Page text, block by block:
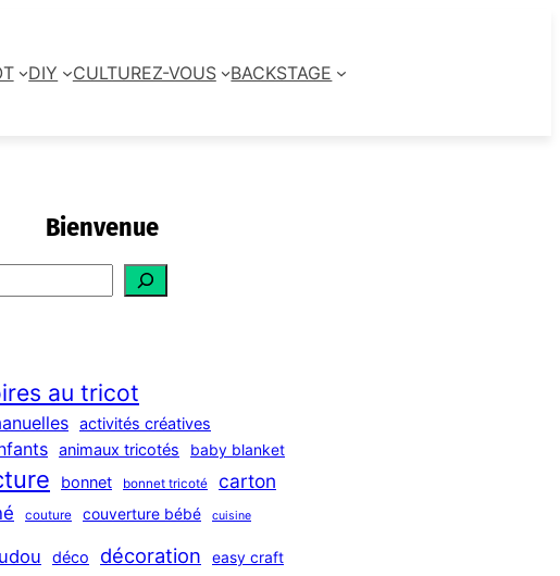
DIY CULTUREZ-VOUS BACKSTAGE
Bienvenue
au tricot
activités créatives
animaux tricotés baby blanket
bonnet bonnet tricoté carton
couture couverture bébé cuisine
déco décoration easy craft